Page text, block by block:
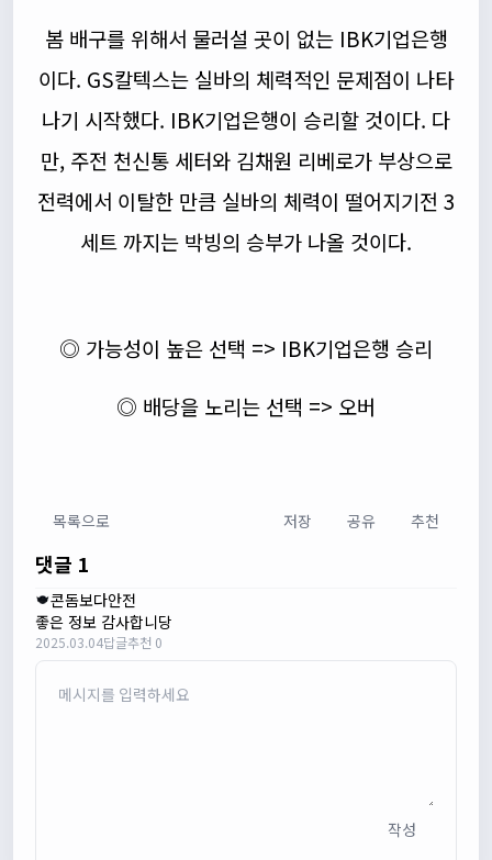
봄 배구를 위해서 물러설 곳이 없는 IBK기업은행
이다. GS칼텍스는 실바의 체력적인 문제점이 나타
나기 시작했다. IBK기업은행이 승리할 것이다. 다
만, 주전 천신통 세터와 김채원 리베로가 부상으로
전력에서 이탈한 만큼 실바의 체력이 떨어지기전 3
세트 까지는 박빙의 승부가 나올 것이다.
◎ 가능성이 높은 선택 => IBK기업은행 승리
◎ 배당을 노리는 선택 => 오버
목록으로 저장 공유 추천
댓글 1
콘돔보다안전
좋은 정보 감사합니당
2025.03.04답글추천 0
작성